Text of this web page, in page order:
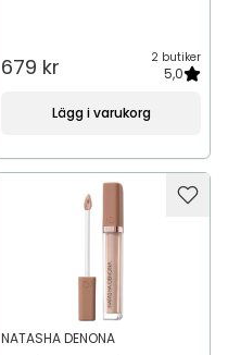
679 kr 2 butiker
5,0
Lägg i varukorg
NATASHA DENONA